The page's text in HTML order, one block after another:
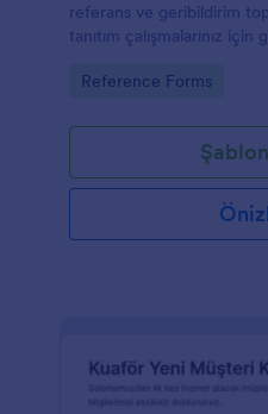
referans ve geribildirim
tanıtım çalışmalarınız
Go to Category:
Reference Forms